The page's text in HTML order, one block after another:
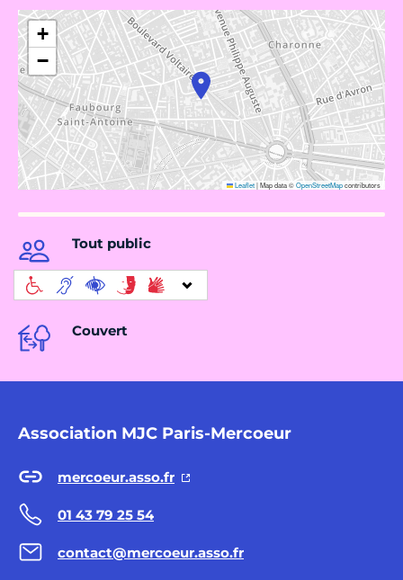
+
−
Leaflet|Map data ©OpenStreetMapcontributors
Tout public
Couvert
Association MJC Paris-Mercoeur
mercoeur.asso.fr
01 43 79 25 54
contact@mercoeur.asso.fr